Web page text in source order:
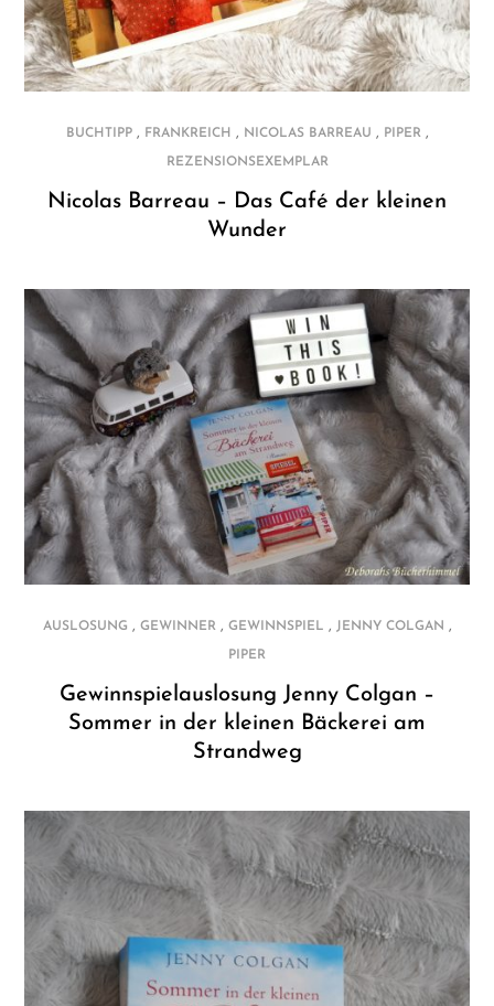
BUCHTIPP, FRANKREICH , NICOLAS BARREAU , PIPER,
REZENSIONSEXEMPLAR
Nicolas Barreau – Das Café der kleinen
Wunder
AUSLOSUNG , GEWINNER, GEWINNSPIEL , JENNY COLGAN ,
PIPER
Gewinnspielauslosung Jenny Colgan –
Sommer in der kleinen Bäckerei am
Strandweg